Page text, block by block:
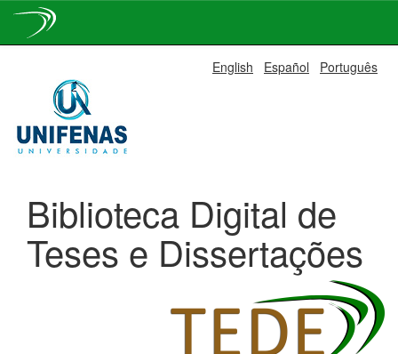
navigation
English Español Português
Biblioteca Digital de
Teses e Dissertações